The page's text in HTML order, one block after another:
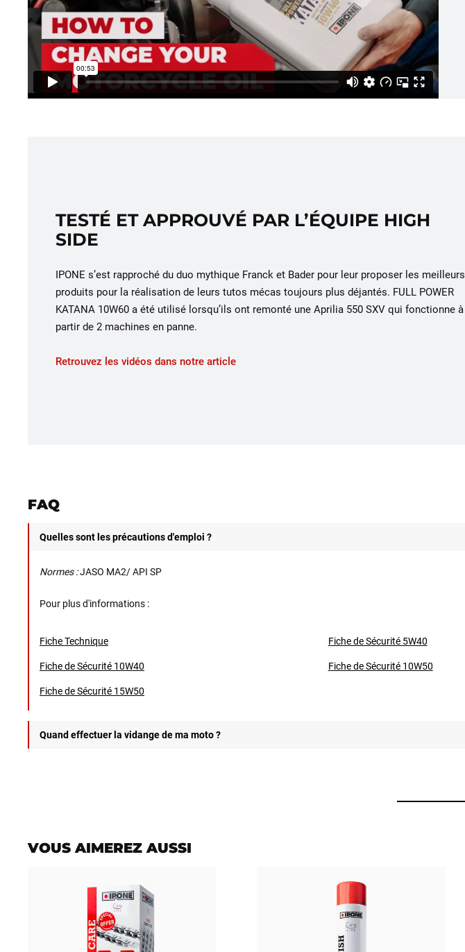
TESTÉ ET APPROUVÉ PAR L’ÉQUIPE HIGH
SIDE
IPONE s’est rapproché du duo mythique Franck et Bader pour leur proposer les meilleurs
produits pour la réalisation de leurs tutos mécas toujours plus déjantés. FULL POWER
KATANA 10W60 a été utilisé lorsqu’ils ont remonté une Aprilia 550 SXV qui fonctionne à
partir de 2 machines en panne.
Retrouvez les vidéos dans notre article
FAQ
Quelles sont les précautions d'emploi ?
Normes :JASO MA2/ API SP
Pour plus d'informations :
Fiche Technique Fiche de Sécurité 5W40
Fiche de Sécurité 10W40 Fiche de Sécurité 10W50
Fiche de Sécurité 15W50
Quand effectuer la vidange de ma moto ?
VOUS AIMEREZ AUSSI